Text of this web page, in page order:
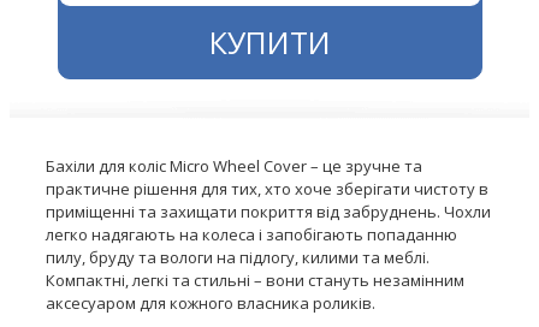
КУПИТИ
Бахіли для коліс Micro Wheel Cover – це зручне та
практичне рішення для тих, хто хоче зберігати чистоту в
приміщенні та захищати покриття від забруднень. Чохли
легко надягають на колеса і запобігають попаданню
пилу, бруду та вологи на підлогу, килими та меблі.
Компактні, легкі та стильні – вони стануть незамінним
аксесуаром для кожного власника роликів.